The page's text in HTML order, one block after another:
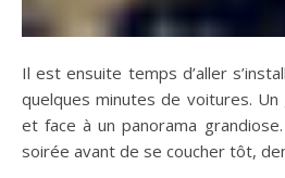
Il est ensuite temps d’aller
quelques minutes de voitures.
et face à un panorama
soirée avant de se coucher tôt,